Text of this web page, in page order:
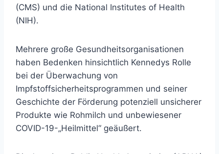
(CMS) und die National Institutes of Health
(NIH).
Mehrere große Gesundheitsorganisationen
haben Bedenken hinsichtlich Kennedys Rolle
bei der Überwachung von
Impfstoffsicherheitsprogrammen und seiner
Geschichte der Förderung potenziell unsicherer
Produkte wie Rohmilch und unbewiesener
COVID-19-„Heilmittel“ geäußert.